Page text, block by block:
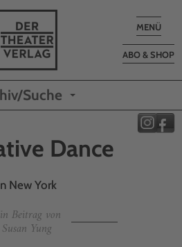
Toggle
MENÜ
ABO & SHOP
Suche
Dance
New York
Beitrag von
Susan Yung